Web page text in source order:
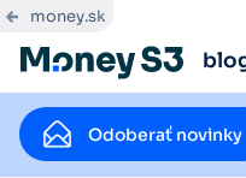
money.sk
Odoberať novinky